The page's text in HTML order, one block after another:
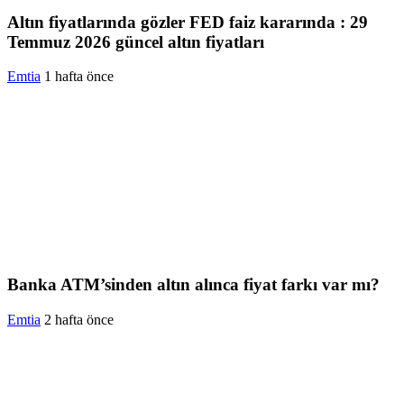
Altın fiyatlarında gözler FED faiz kararında : 29
Temmuz 2026 güncel altın fiyatları
Emtia 1 hafta önce
Banka ATM’sinden altın alınca fiyat farkı var mı?
Emtia 2 hafta önce